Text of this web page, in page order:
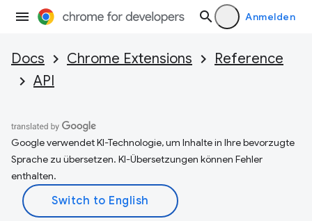
Anmelden
Docs Chrome Extensions
Reference
API
Google verwendet KI-Technologie, um Inhalte in Ihre bevorzugte
Sprache zu übersetzen. KI-Übersetzungen können Fehler
enthalten.